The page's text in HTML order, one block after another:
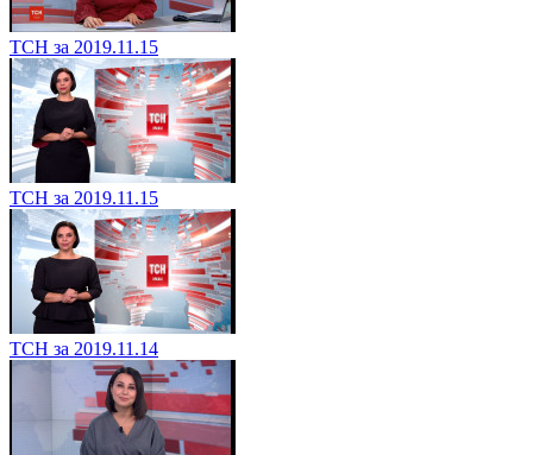
ТСН за 2019.11.15
ТСН за 2019.11.15
ТСН за 2019.11.14